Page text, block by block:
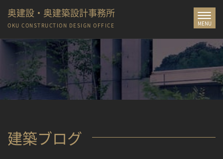
Toggle
MENU
奥建設・奥建築設計事務所
OKU CONSTRUCTION DESIGN OFFICE
建築ブログ